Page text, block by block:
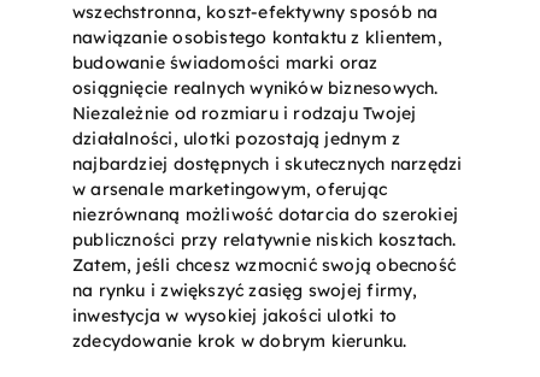
wszechstronna, koszt-efektywny sposób na
nawiązanie osobistego kontaktu z klientem,
budowanie świadomości marki oraz
osiągnięcie realnych wyników biznesowych.
Niezależnie od rozmiaru i rodzaju Twojej
działalności, ulotki pozostają jednym z
najbardziej dostępnych i skutecznych narzędzi
w arsenale marketingowym, oferując
niezrównaną możliwość dotarcia do szerokiej
publiczności przy relatywnie niskich kosztach.
Zatem, jeśli chcesz wzmocnić swoją obecność
na rynku i zwiększyć zasięg swojej firmy,
inwestycja w wysokiej jakości ulotki to
zdecydowanie krok w dobrym kierunku.